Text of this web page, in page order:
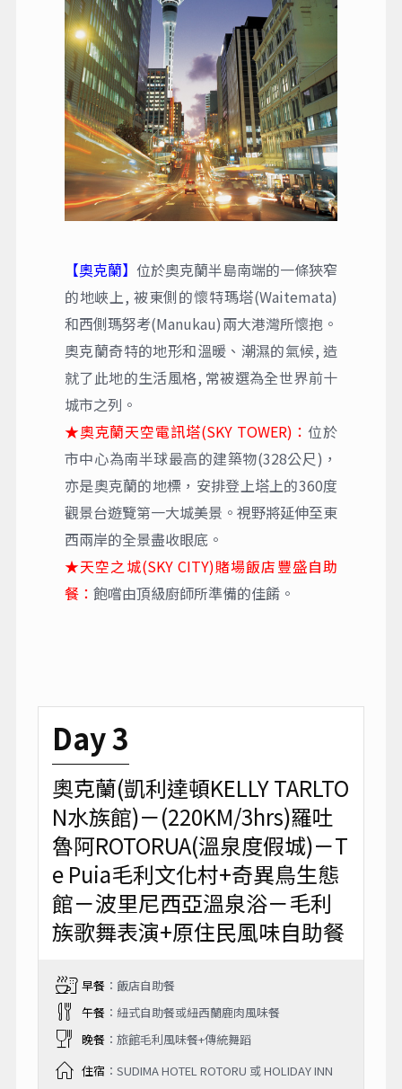
【奧克蘭】 位於奧克蘭半島南端的一條狹窄
的地峽上, 被東側的懷特瑪塔(Waitemata)
和西側瑪努考(Manukau)兩大港灣所懷抱。
奧克蘭奇特的地形和溫暖、潮濕的氣候, 造
就了此地的生活風格, 常被選為全世界前十
城市之列。
★奧克蘭天空電訊塔(SKY TOWER)：位於
市中心為南半球最高的建築物(328公尺)，
亦是奧克蘭的地標，安排登上塔上的360度
觀景台遊覽第一大城美景。視野將延伸至東
西兩岸的全景盡收眼底。
★天空之城(SKY CITY)賭場飯店豐盛自助
餐： 飽嚐由頂級廚師所準備的佳餚。
Day 3
奧克蘭(凱利達頓KELLY TARLTO
N水族館)－(220KM/3hrs)羅吐
魯阿ROTORUA(溫泉度假城)－T
e Puia毛利文化村+奇異鳥生態
館－波里尼西亞溫泉浴－毛利
族歌舞表演+原住民風味自助餐
早餐：飯店自助餐
午餐：紐式自助餐或紐西蘭鹿肉風味餐
晚餐：旅館毛利風味餐+傳統舞蹈
住宿 ：SUDIMA HOTEL ROTORU 或 HOLIDAY INN